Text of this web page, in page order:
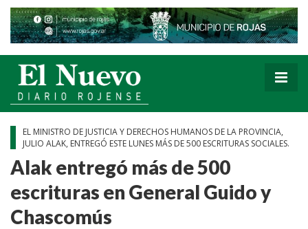
EL MINISTRO DE JUSTICIA Y DERECHOS HUMANOS DE LA PROVINCIA,
JULIO ALAK, ENTREGÓ ESTE LUNES MÁS DE 500 ESCRITURAS SOCIALES.
Alak entregó más de 500
escrituras en General Guido y
Chascomús